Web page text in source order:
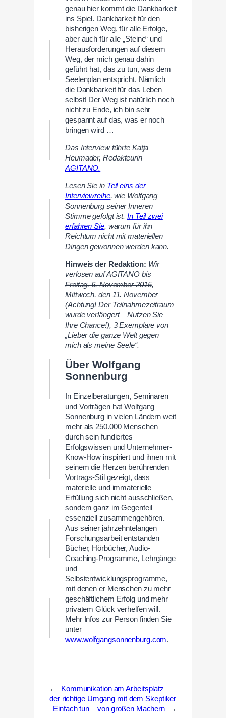
genau hier kommt die Dankbarkeit
ins Spiel. Dankbarkeit für den
bisherigen Weg, für alle Erfolge,
aber auch für alle „Steine“ und
Herausforderungen auf diesem
Weg, der mich genau dahin
geführt hat, das zu tun, was dem
Seelenplan entspricht. Nämlich
die Dankbarkeit für das Leben
selbst! Der Weg ist natürlich noch
nicht zu Ende, ich bin sehr
gespannt auf das, was er noch
bringen wird …
Das Interview führte Katja
Heumader, Redakteurin
AGITANO.
Lesen Sie in Teil eins der
Interviewreihe, wie Wolfgang
Sonnenburg seiner Inneren
Stimme gefolgt ist.In Teil zwei
erfahren Sie, warum für ihn
Reichtum nicht mit materiellen
Dingen gewonnen werden kann.
Hinweis der Redaktion: Wir
verlosen auf AGITANO bis
Freitag, 6. November 2015,
Mittwoch, den 11. November
(Achtung! Der Teilnahmezeitraum
wurde verlängert – Nutzen Sie
Ihre Chance!), 3 Exemplare von
„Lieber die ganze Welt gegen
mich als meine Seele“.
Über Wolfgang
Sonnenburg
In Einzelberatungen, Seminaren
und Vorträgen hat Wolfgang
Sonnenburg in vielen Ländern weit
mehr als 250.000 Menschen
durch sein fundiertes
Erfolgswissen und Unternehmer-
Know-How inspiriert und ihnen mit
seinem die Herzen berührenden
Vortrags-Stil gezeigt, dass
materielle und immaterielle
Erfüllung sich nicht ausschließen,
sondern ganz im Gegenteil
essenziell zusammengehören.
Aus seiner jahrzehntelangen
Forschungsarbeit entstanden
Bücher, Hörbücher, Audio-
Coaching-Programme, Lehrgänge
und
Selbstentwicklungsprogramme,
mit denen er Menschen zu mehr
geschäftlichem Erfolg und mehr
privatem Glück verhelfen will.
Mehr Infos zur Person finden Sie
unter
www.wolfgangsonnenburg.com.
←
Kommunikation am Arbeitsplatz –
der richtige Umgang mit dem Skeptiker
Einfach tun – von großen Machern
→